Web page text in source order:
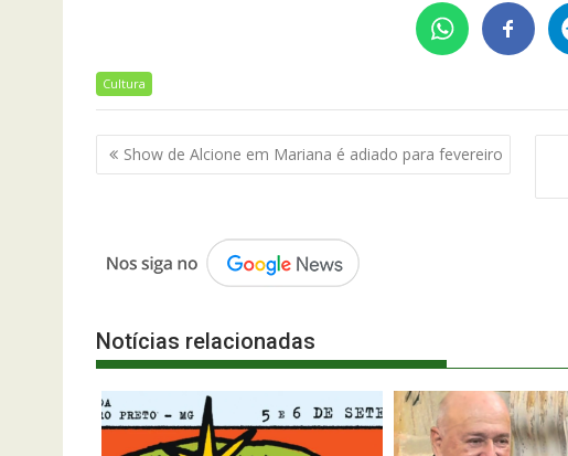
Cultura
Navegação
de
Show de Alcione em Mariana é adiado para fevereiro
Notícias relacionadas